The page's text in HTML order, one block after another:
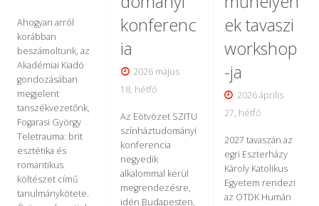
Ahogyan arról
korábban
beszámoltunk, az
Akadémiai Kiadó
gondozásában
megjelent
tanszékvezetőnk,
Fogarasi György
Teletrauma: brit
esztétika és
romantikus
költészet című
tanulmánykötete.
konferenc
ia
2026 május
18, hétfő
Az Eötvözet SZITU
színháztudományi
konferencia
negyedik
alkalommal kerül
megrendezésre,
idén Budapesten,
ek tavaszi
workshop
-ja
2026 április
27, hétfő
2027 tavaszán az
egri Eszterházy
Károly Katolikus
Egyetem rendezi
az OTDK Humán